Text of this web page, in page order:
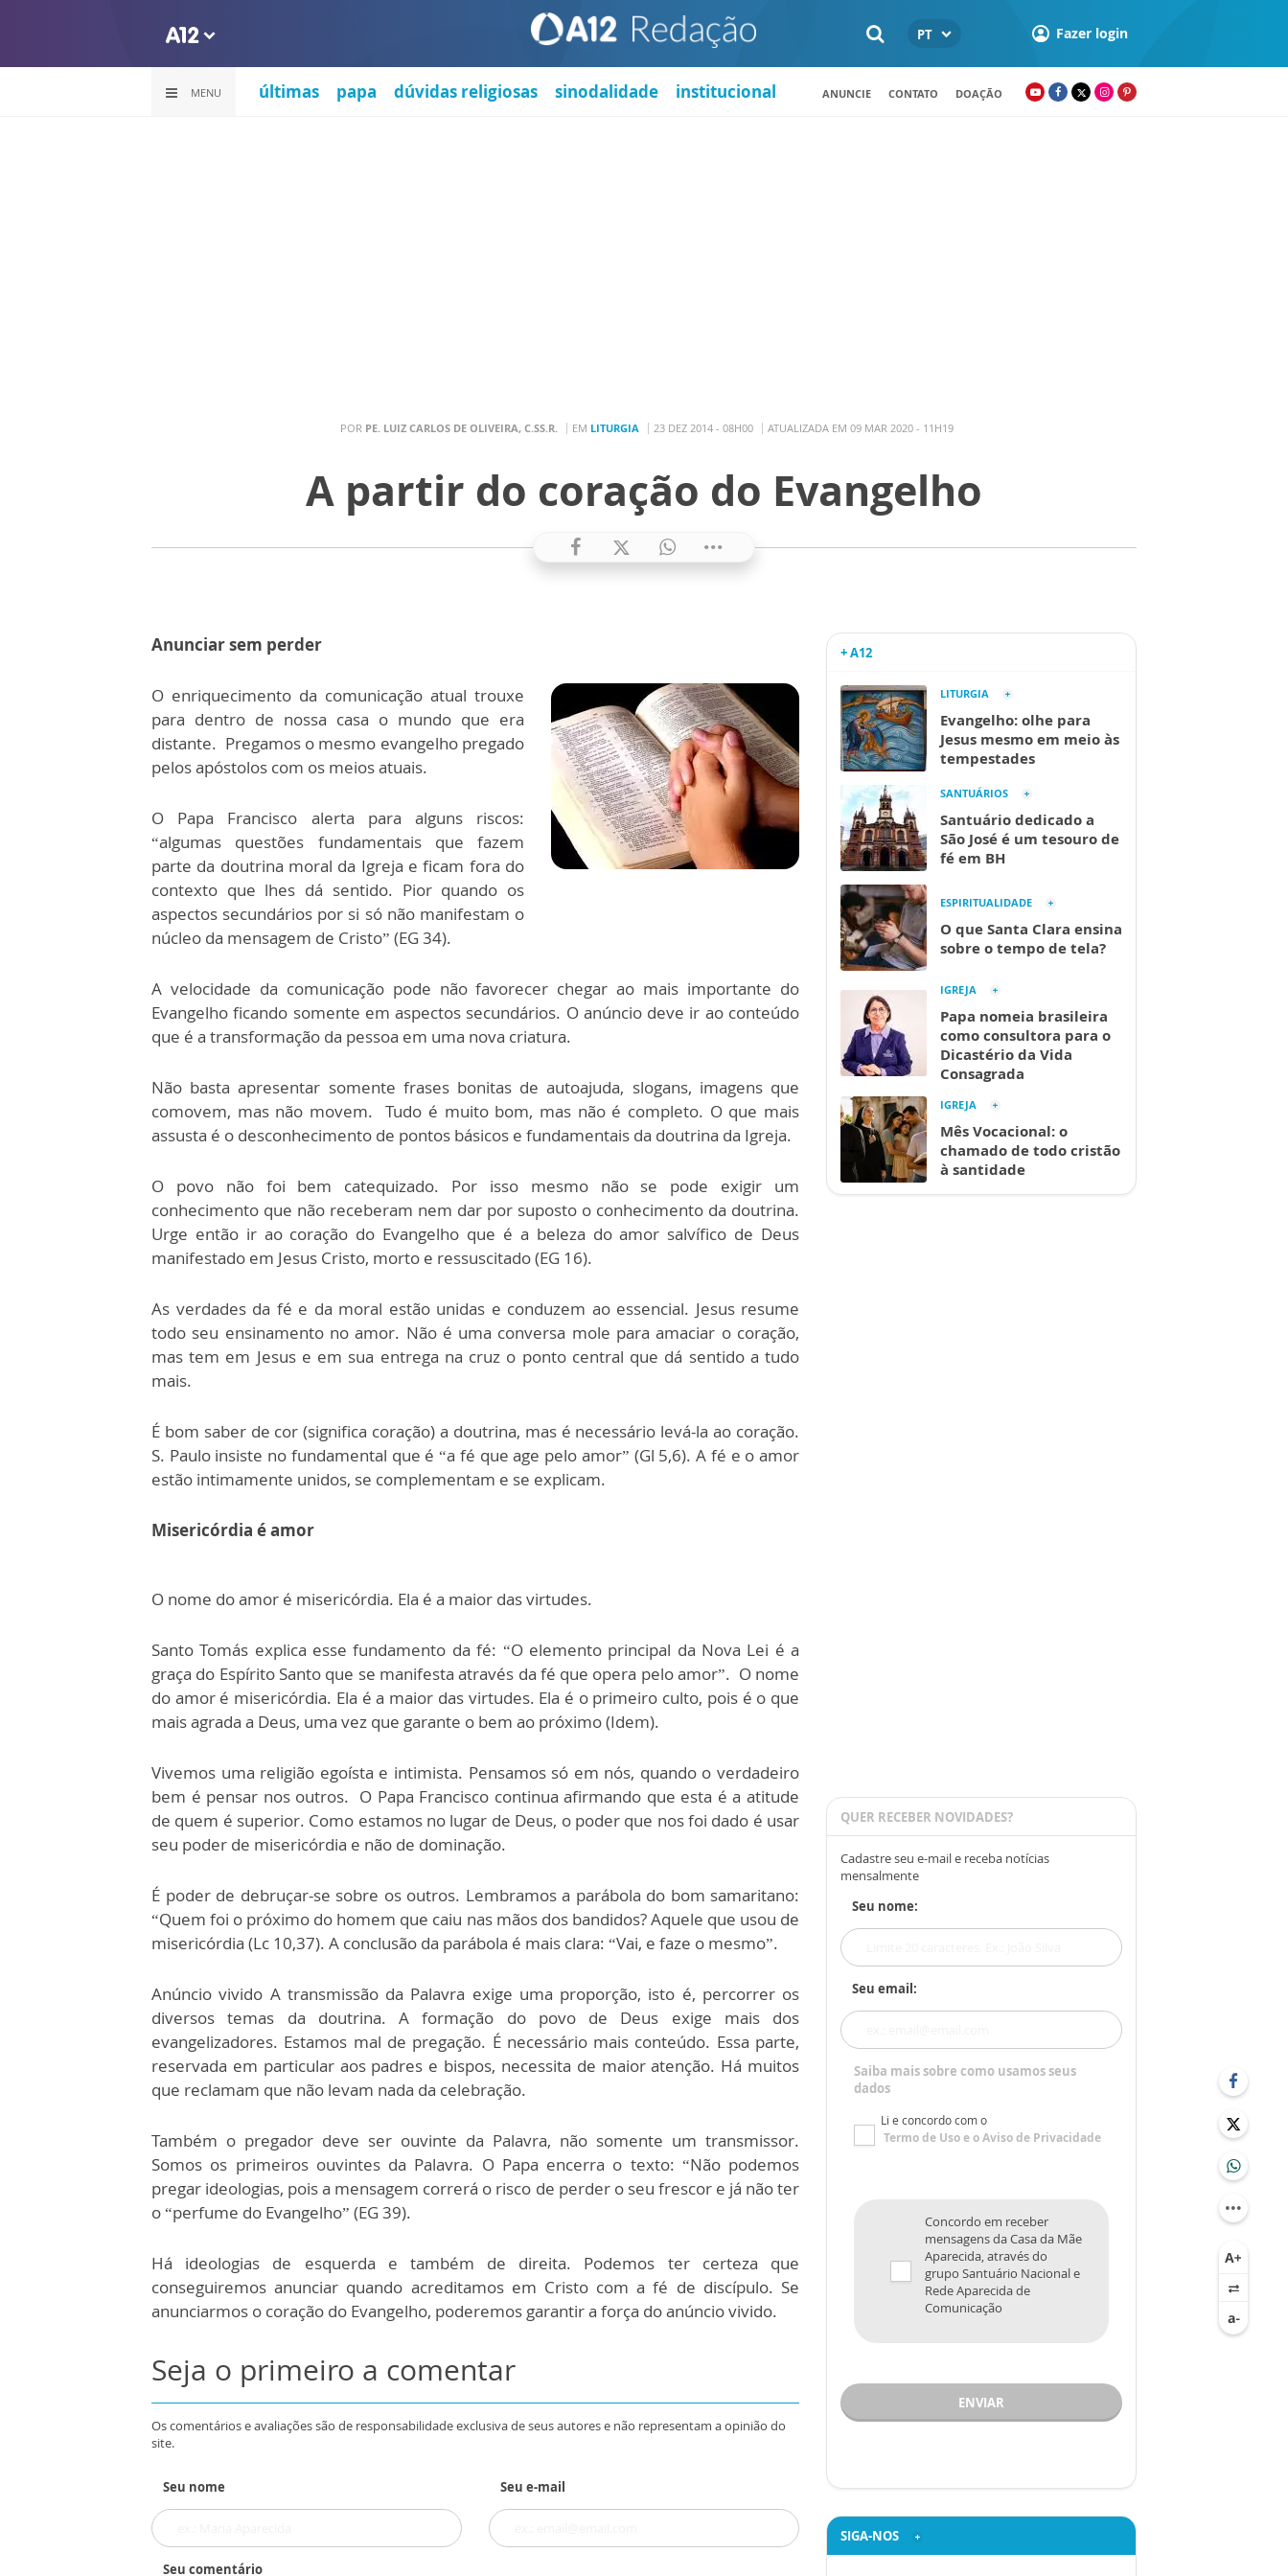
PT Fazer login
MENU últimas papa dúvidas religiosas sinodalidade institucional ANUNCIE CONTATO DOAÇÃO
POR PE. LUIZ CARLOS DE OLIVEIRA, C.SS.R. EM LITURGIA 23 DEZ 2014 - 08H00 ATUALIZADA EM 09 MAR 2020 - 11H19
A partir do coração do Evangelho
Anunciar sem perder
O enriquecimento da comunicação atual trouxe
para dentro de nossa casa o mundo que era
distante. Pregamos o mesmo evangelho pregado
pelos apóstolos com os meios atuais.
O Papa Francisco alerta para alguns riscos:
“algumas questões fundamentais que fazem
parte da doutrina moral da Igreja e ficam fora do
contexto que lhes dá sentido. Pior quando os
aspectos secundários por si só não manifestam o
núcleo da mensagem de Cristo” (EG 34).
A velocidade da comunicação pode não favorecer chegar ao mais importante do
Evangelho ficando somente em aspectos secundários. O anúncio deve ir ao conteúdo
que é a transformação da pessoa em uma nova criatura.
Não basta apresentar somente frases bonitas de autoajuda, slogans, imagens que
comovem, mas não movem. Tudo é muito bom, mas não é completo. O que mais
assusta é o desconhecimento de pontos básicos e fundamentais da doutrina da Igreja.
O povo não foi bem catequizado. Por isso mesmo não se pode exigir um
conhecimento que não receberam nem dar por suposto o conhecimento da doutrina.
Urge então ir ao coração do Evangelho que é a beleza do amor salvífico de Deus
manifestado em Jesus Cristo, morto e ressuscitado (EG 16).
As verdades da fé e da moral estão unidas e conduzem ao essencial. Jesus resume
todo seu ensinamento no amor. Não é uma conversa mole para amaciar o coração,
mas tem em Jesus e em sua entrega na cruz o ponto central que dá sentido a tudo
mais.
É bom saber de cor (significa coração) a doutrina, mas é necessário levá-la ao coração.
S. Paulo insiste no fundamental que é “a fé que age pelo amor” (Gl 5,6). A fé e o amor
estão intimamente unidos, se complementam e se explicam.
Misericórdia é amor
O nome do amor é misericórdia. Ela é a maior das virtudes.
Santo Tomás explica esse fundamento da fé: “O elemento principal da Nova Lei é a
graça do Espírito Santo que se manifesta através da fé que opera pelo amor”. O nome
do amor é misericórdia. Ela é a maior das virtudes. Ela é o primeiro culto, pois é o que
mais agrada a Deus, uma vez que garante o bem ao próximo (Idem).
Vivemos uma religião egoísta e intimista. Pensamos só em nós, quando o verdadeiro
bem é pensar nos outros. O Papa Francisco continua afirmando que esta é a atitude
de quem é superior. Como estamos no lugar de Deus, o poder que nos foi dado é usar
seu poder de misericórdia e não de dominação.
É poder de debruçar-se sobre os outros. Lembramos a parábola do bom samaritano:
“Quem foi o próximo do homem que caiu nas mãos dos bandidos? Aquele que usou de
misericórdia (Lc 10,37). A conclusão da parábola é mais clara: “Vai, e faze o mesmo”.
Anúncio vivido A transmissão da Palavra exige uma proporção, isto é, percorrer os
diversos temas da doutrina. A formação do povo de Deus exige mais dos
evangelizadores. Estamos mal de pregação. É necessário mais conteúdo. Essa parte,
reservada em particular aos padres e bispos, necessita de maior atenção. Há muitos
que reclamam que não levam nada da celebração.
Também o pregador deve ser ouvinte da Palavra, não somente um transmissor.
Somos os primeiros ouvintes da Palavra. O Papa encerra o texto: “Não podemos
pregar ideologias, pois a mensagem correrá o risco de perder o seu frescor e já não ter
o “perfume do Evangelho” (EG 39).
Há ideologias de esquerda e também de direita. Podemos ter certeza que
conseguiremos anunciar quando acreditamos em Cristo com a fé de discípulo. Se
anunciarmos o coração do Evangelho, poderemos garantir a força do anúncio vivido.
Seja o primeiro a comentar
Os comentários e avaliações são de responsabilidade exclusiva de seus autores e não representam a opinião do
site.
Seu nome Seu e-mail
Seu comentário
+ A12
LITURGIA
Evangelho: olhe para
Jesus mesmo em meio às
tempestades
SANTUÁRIOS
Santuário dedicado a
São José é um tesouro de
fé em BH
ESPIRITUALIDADE
O que Santa Clara ensina
sobre o tempo de tela?
IGREJA
Papa nomeia brasileira
como consultora para o
Dicastério da Vida
Consagrada
IGREJA
Mês Vocacional: o
chamado de todo cristão
à santidade
QUER RECEBER NOVIDADES?
Cadastre seu e-mail e receba notícias
mensalmente
Seu nome:
Seu email:
Saiba mais sobre como usamos seus
dados
Li e concordo com o
Termo de Usoe oAviso de Privacidade
Concordo em receber
mensagens da Casa da Mãe
Aparecida, através do
grupo Santuário Nacional e
Rede Aparecida de
Comunicação
ENVIAR
SIGA-NOS